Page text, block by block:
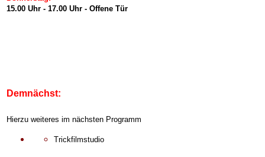
15.00 Uhr - 17.00 Uhr - Offene Tür
Demnächst:
Hierzu weiteres im nächsten Programm
Trickfilmstudio